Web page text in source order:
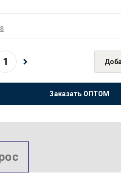
Заказать ОПТОМ